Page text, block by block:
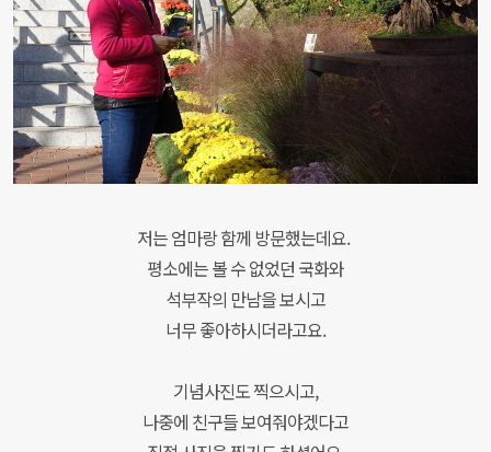
저는 엄마랑 함께 방문했는데요.
평소에는 볼 수 없었던 국화와
석부작의 만남을 보시고
너무 좋아하시더라고요.
기념사진도 찍으시고,
나중에 친구들 보여줘야겠다고